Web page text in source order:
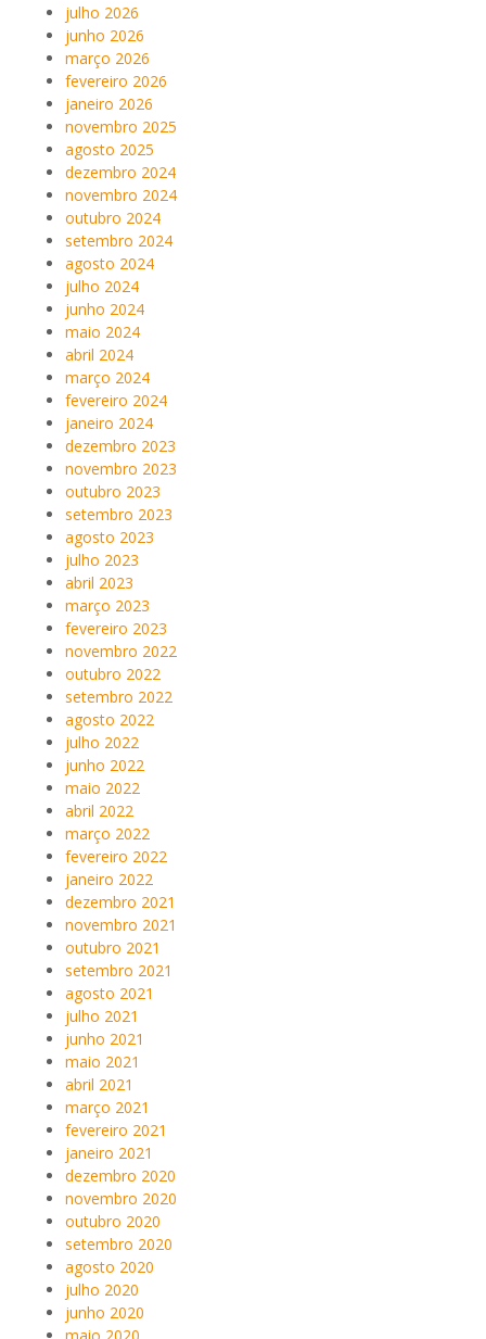
julho 2026
junho 2026
março 2026
fevereiro 2026
janeiro 2026
novembro 2025
agosto 2025
dezembro 2024
novembro 2024
outubro 2024
setembro 2024
agosto 2024
julho 2024
junho 2024
maio 2024
abril 2024
março 2024
fevereiro 2024
janeiro 2024
dezembro 2023
novembro 2023
outubro 2023
setembro 2023
agosto 2023
julho 2023
abril 2023
março 2023
fevereiro 2023
novembro 2022
outubro 2022
setembro 2022
agosto 2022
julho 2022
junho 2022
maio 2022
abril 2022
março 2022
fevereiro 2022
janeiro 2022
dezembro 2021
novembro 2021
outubro 2021
setembro 2021
agosto 2021
julho 2021
junho 2021
maio 2021
abril 2021
março 2021
fevereiro 2021
janeiro 2021
dezembro 2020
novembro 2020
outubro 2020
setembro 2020
agosto 2020
julho 2020
junho 2020
maio 2020